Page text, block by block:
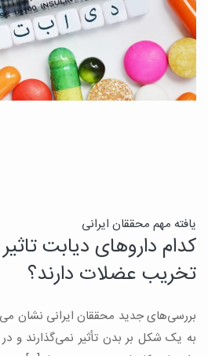
یافته مهم محققان ایرانی
کدام داروهای دیابت
تخریب عضلات دارند؟
بررسی‌های جدید محققان ایرانی نشان
به یک شکل بر بدن تأثیر نمی‌گذارند و